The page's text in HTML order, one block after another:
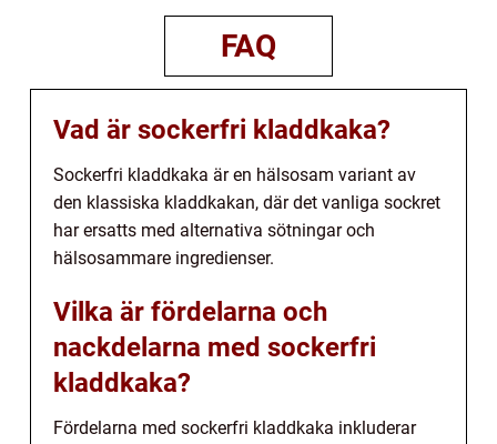
FAQ
Vad är sockerfri kladdkaka?
Sockerfri kladdkaka är en hälsosam variant av
den klassiska kladdkakan, där det vanliga sockret
har ersatts med alternativa sötningar och
hälsosammare ingredienser.
Vilka är fördelarna och
nackdelarna med sockerfri
kladdkaka?
Fördelarna med sockerfri kladdkaka inkluderar